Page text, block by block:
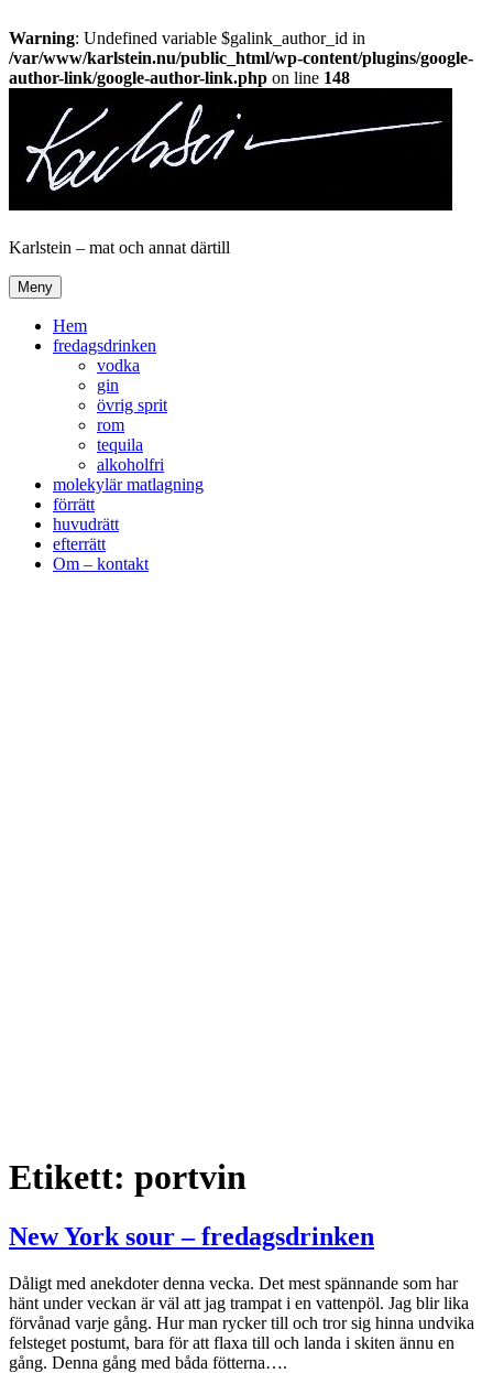
Warning: Undefined variable $galink_author_id in
/var/www/karlstein.nu/public_html/wp-content/plugins/google-
author-link/google-author-link.php on line 148
innehåll
Karlstein – mat och annat därtill
Meny
Hem
fredagsdrinken
vodka
gin
övrig sprit
rom
tequila
alkoholfri
molekylär matlagning
förrätt
huvudrätt
efterrätt
Om – kontakt
Etikett: portvin
New York sour – fredagsdrinken
Dåligt med anekdoter denna vecka. Det mest spännande som har
hänt under veckan är väl att jag trampat i en vattenpöl. Jag blir lika
förvånad varje gång. Hur man rycker till och tror sig hinna undvika
felsteget postumt, bara för att flaxa till och landa i skiten ännu en
gång. Denna gång med båda fötterna….